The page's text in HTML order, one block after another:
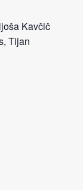
Kavčič
Tijan